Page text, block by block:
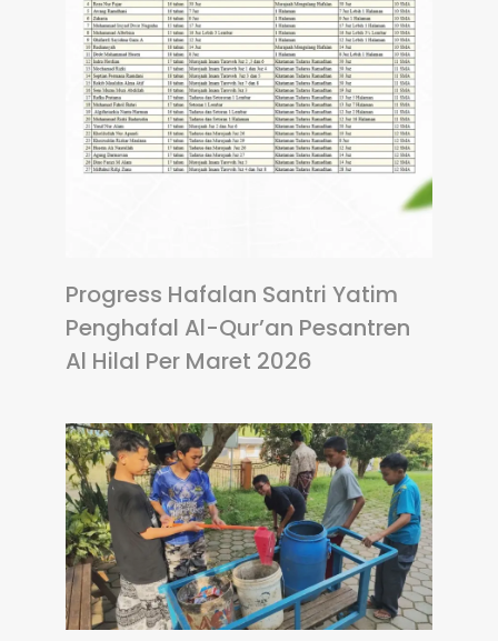
Progress Hafalan Santri Yatim
Penghafal Al-Qur’an Pesantren
Al Hilal Per Maret 2026